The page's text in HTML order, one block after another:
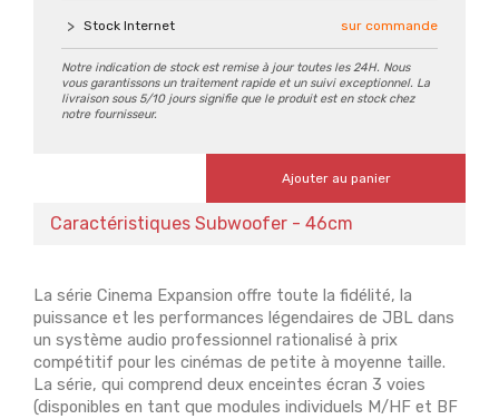
Stock Internet sur commande
Notre indication de stock est remise à jour toutes les 24H. Nous
vous garantissons un traitement rapide et un suivi exceptionnel. La
livraison sous 5/10 jours signifie que le produit est en stock chez
notre fournisseur.
Ajouter au panier
Caractéristiques Subwoofer - 46cm
La série Cinema Expansion offre toute la fidélité, la
puissance et les performances légendaires de JBL dans
un système audio professionnel rationalisé à prix
compétitif pour les cinémas de petite à moyenne taille.
La série, qui comprend deux enceintes écran 3 voies
(disponibles en tant que modules individuels M/HF et BF